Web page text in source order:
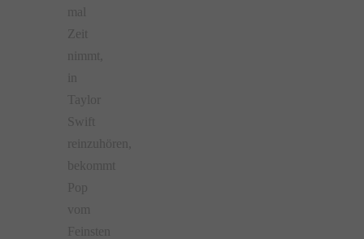
mal
Zeit
nimmt,
Taylor
Swift
reinzuhören,
bekommt
Pop
vom
Feinsten